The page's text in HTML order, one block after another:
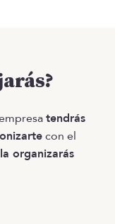
tendrás
con el
organizarás